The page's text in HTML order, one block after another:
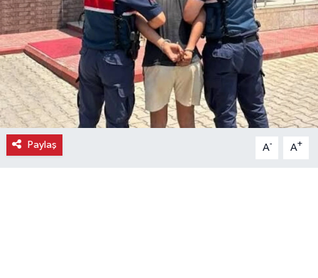
Paylaş A- A+
Gündem
Gurme
Haber
İlçe Haberleri